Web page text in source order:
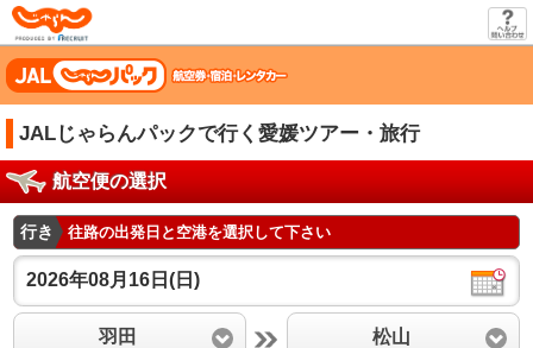
JALじゃらんパックで行く愛媛ツアー・旅行
航空便の選択
行き 往路の出発日と空港を選択して下さい
2026年08月16日(日)
羽田 松山